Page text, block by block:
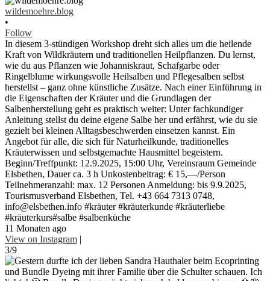
wildemoehre.blog
•
Follow
In diesem 3-stündigen Workshop dreht sich alles um die heilende
Kraft von Wildkräutern und traditionellen Heilpflanzen. Du lernst,
wie du aus Pflanzen wie Johanniskraut, Schafgarbe oder
Ringelblume wirkungsvolle Heilsalben und Pflegesalben selbst
herstellst – ganz ohne künstliche Zusätze. Nach einer Einführung in
die Eigenschaften der Kräuter und die Grundlagen der
Salbenherstellung geht es praktisch weiter: Unter fachkundiger
Anleitung stellst du deine eigene Salbe her und erfährst, wie du sie
gezielt bei kleinen Alltagsbeschwerden einsetzen kannst. Ein
Angebot für alle, die sich für Naturheilkunde, traditionelles
Kräuterwissen und selbstgemachte Hausmittel begeistern.
Beginn/Treffpunkt: 12.9.2025, 15:00 Uhr, Vereinsraum Gemeinde
Elsbethen, Dauer ca. 3 h Unkostenbeitrag: € 15,—/Person
Teilnehmeranzahl: max. 12 Personen Anmeldung: bis 9.9.2025,
Tourismusverband Elsbethen, Tel. +43 664 7313 0748,
info@elsbethen.info #kräuter #kräuterkunde #kräuterliebe
#kräuterkurs#salbe #salbenküche
11 Monaten ago
View on Instagram |
3/9